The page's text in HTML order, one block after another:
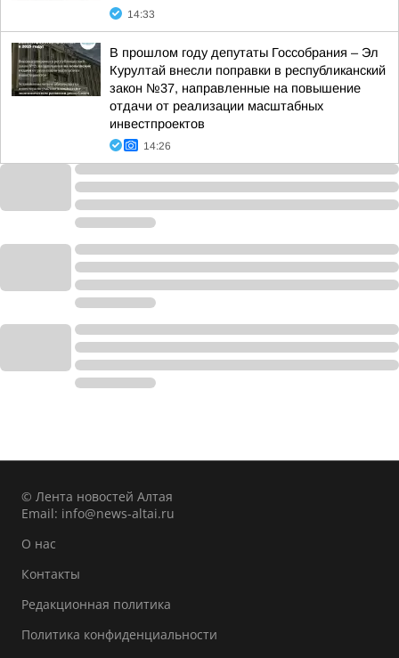
14:33
В прошлом году депутаты Госсобрания – Эл
Курултай внесли поправки в республиканский
закон №37, направленные на повышение
отдачи от реализации масштабных
инвестпроектов
14:26
© Лента новостей Алтая
Email: info@news-altai.ru
О нас
Контакты
Редакционная политика
Политика конфиденциальности